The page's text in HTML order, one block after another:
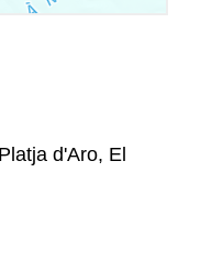
d'Aro, El